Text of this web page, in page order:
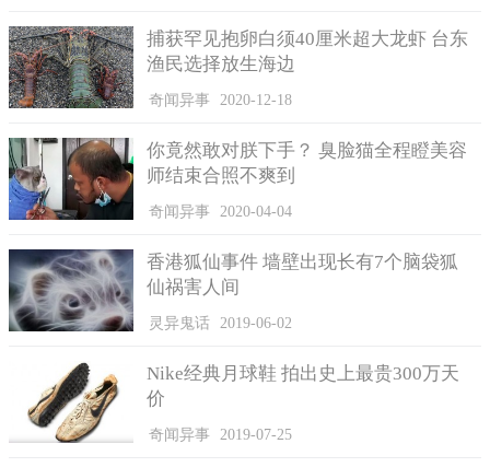
捕获罕见抱卵白须40厘米超大龙虾 台东
渔民选择放生海边
奇闻异事 2020-12-18
你竟然敢对朕下手？ 臭脸猫全程瞪美容
师结束合照不爽到
奇闻异事 2020-04-04
香港狐仙事件 墙壁出现长有7个脑袋狐
仙祸害人间
灵异鬼话 2019-06-02
Nike经典月球鞋 拍出史上最贵300万天
价
奇闻异事 2019-07-25